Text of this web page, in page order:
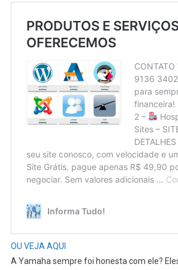
OU VEJA AQUI
A Yamaha sempre foi honesta com ele?